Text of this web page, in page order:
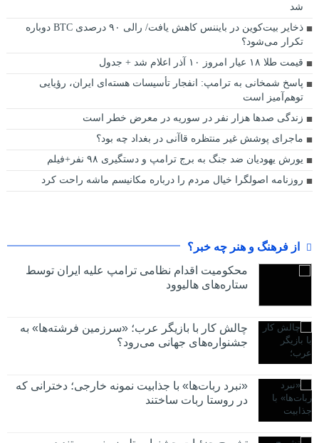
شد
ذخایر بیت‌کوین در بایننس کاهش یافت/ رالی ۹۰ درصدی BTC دوباره
تکرار می‌شود؟
قیمت طلا ۱۸ عیار امروز ۱۰ آذر اعلام شد + جدول
پاسخ شمخانی به ترامپ: انفجار تأسیسات هسته‌ای ایران، رؤیایی
توهم‌آمیز است
زندگی صدها هزار نفر در سوریه در معرض خطر است
ماجرای پوشش غیر منتظره قاآنی در بغداد چه بود؟
یورش یهودیان ضد جنگ به برج ترامپ و دستگیری ۹۸ نفر+فیلم
روزنامه اصولگرا خیال مردم را درباره مکانیسم ماشه راحت کرد
از فرهنگ و هنر چه خبر؟
محکومیت اقدام نظامی ترامپ علیه ایران توسط
ستاره‌های هالیوود
چالش کار با بازیگر عرب؛ «سرزمین فرشته‌ها» به
جشنواره‌های جهانی می‌رود؟
«نبرد ربات‌ها» با جذابیت نمونه خارجی؛ دخترانی که
در روستا ربات ساختند